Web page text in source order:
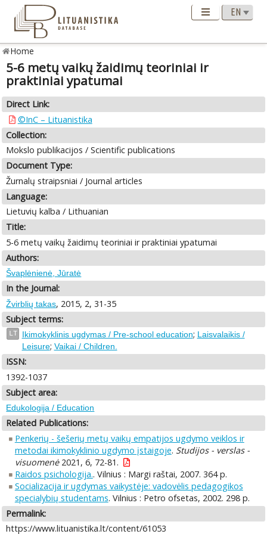
Home
5-6 metų vaikų žaidimų teoriniai ir
praktiniai ypatumai
Direct Link:
©InC – Lituanistika
Collection:
Mokslo publikacijos / Scientific publications
Document Type:
Žurnalų straipsniai / Journal articles
Language:
Lietuvių kalba / Lithuanian
Title:
5-6 metų vaikų žaidimų teoriniai ir praktiniai ypatumai
Authors:
Švaplėnienė, Jūratė
In the Journal:
Žvirblių takas, 2015, 2, 31-35
Subject terms:
LT Ikimokyklinis ugdymas / Pre-school education; Laisvalaikis /
Leisure; Vaikai / Children.
ISSN:
1392-1037
Subject area:
Edukologija / Education
Related Publications:
Penkerių - šešerių metų vaikų empatijos ugdymo veiklos ir
metodai ikimokyklinio ugdymo įstaigoje. Studijos - verslas -
visuomenė2021, 6, 72-81.
Raidos psichologija.. Vilnius : Margi raštai, 2007. 364 p.
Socializacija ir ugdymas vaikystėje: vadovėlis pedagogikos
specialybių studentams. Vilnius : Petro ofsetas, 2002. 298 p.
Permalink:
https://www.lituanistika.lt/content/61053